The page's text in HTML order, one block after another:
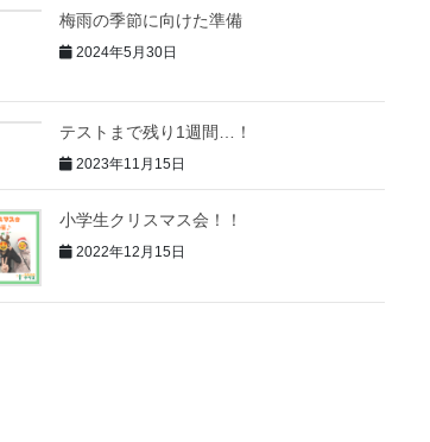
梅雨の季節に向けた準備
2024年5月30日
テストまで残り1週間…！
2023年11月15日
小学生クリスマス会！！
2022年12月15日